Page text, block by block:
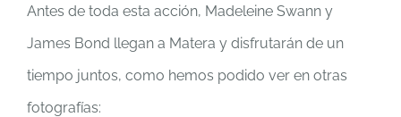
Antes de toda esta acción, Madeleine Swann y
James Bond llegan a Matera y disfrutarán de un
tiempo juntos, como hemos podido ver en otras
fotografías: